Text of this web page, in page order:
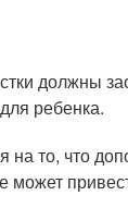
должны
ребенка.
то, что